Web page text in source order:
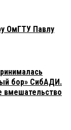
ОмГТУ Павлу
бор» СибАДИ.
вмешательство